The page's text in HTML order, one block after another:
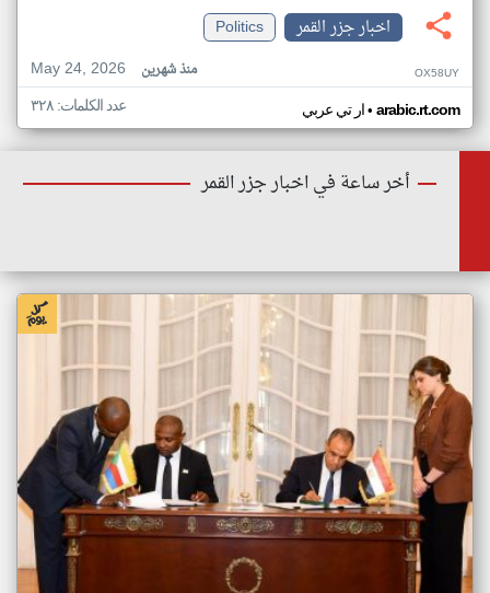
اخبار جزر القمر
Politics
May 24, 2026
منذ شهرين OX58UY
ار تي عربي• arabic.rt.com عدد الكلمات: ٣٢٨
أخر ساعة في اخبار جزر القمر